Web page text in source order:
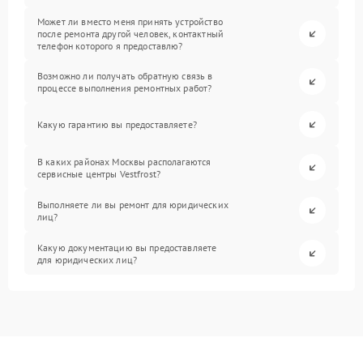
Может ли вместо меня принять устройство
после ремонта другой человек, контактный
телефон которого я предоставлю?
Возможно ли получать обратную связь в
процессе выполнения ремонтных работ?
Какую гарантию вы предоставляете?
В каких районах Москвы располагаются
сервисные центры Vestfrost?
Выполняете ли вы ремонт для юридических
лиц?
Какую документацию вы предоставляете
для юридических лиц?